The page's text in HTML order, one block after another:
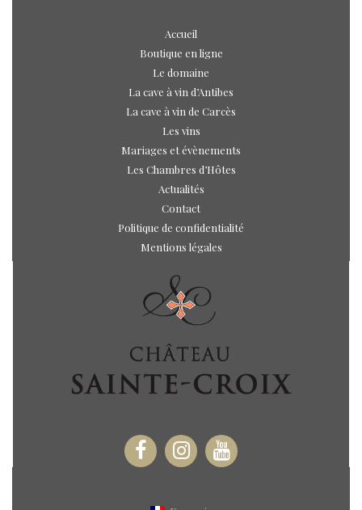
Accueil
Boutique en ligne
Le domaine
La cave à vin d’Antibes
La cave à vin de Carcès
Les vins
Mariages et évènements
Les Chambres d’Hôtes
Actualités
Contact
Politique de confidentialité
Mentions légales